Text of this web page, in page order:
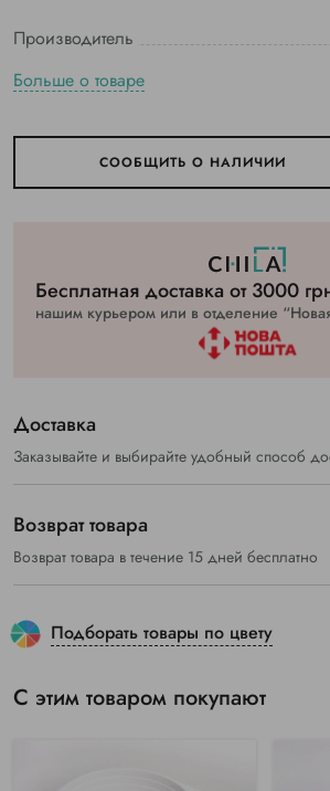
Производитель
Больше о товаре
СООБЩИТЬ О НАЛИЧИИ
Бесплатная доставка от 3000
нашим курьером или в отделение
Доставка
Заказывайте и выбирайте удобный способ
Возврат товара
Возврат товара в течение 15 дней бесплатно
Подборать товары по цвету
С этим товаром покупают